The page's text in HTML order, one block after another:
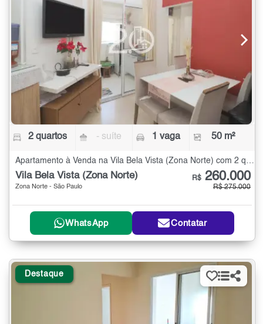
2 quartos - suíte 1 vaga 50 m²
Apartamento à Venda na Vila Bela Vista (Zona Norte) com 2 quartos - 50 m²
Vila Bela Vista (Zona Norte)
Zona Norte - São Paulo
R$ 260.000
R$ 275.000
WhatsApp Contatar
Destaque